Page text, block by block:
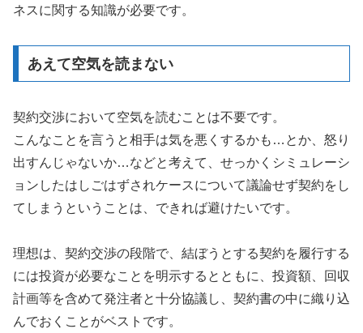
ネスに関する知識が必要です。
あえて空気を読まない
契約交渉において空気を読むことは不要です。
こんなことを言うと相手は気を悪くするかも…とか、怒り
出すんじゃないか…などと考えて、せっかくシミュレーシ
ョンしたはしごはずされケースについて議論せず契約をし
てしまうということは、できれば避けたいです。
理想は、契約交渉の段階で、結ぼうとする契約を履行する
には投資が必要なことを明示するとともに、投資額、回収
計画等を含めて発注者と十分協議し、契約書の中に織り込
んでおくことがベストです。